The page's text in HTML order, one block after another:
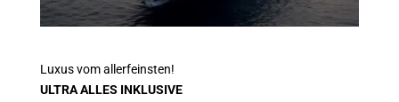
Luxus vom allerfeinsten!
ULTRA ALLES INKLUSIVE